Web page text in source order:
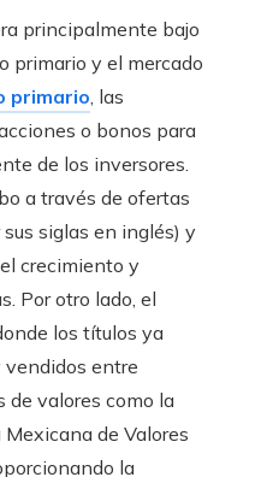
principalmente bajo
primario y el mercado
primario, las
o bonos para
de los inversores.
a través de ofertas
siglas en inglés) y
crecimiento y
Por otro lado, el
los títulos ya
entre
de valores como la
de Valores
la